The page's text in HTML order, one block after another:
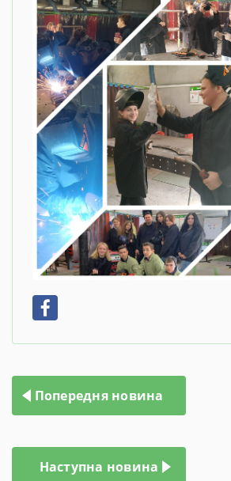
Навігація
записів
Попередня новина
Наступна новина